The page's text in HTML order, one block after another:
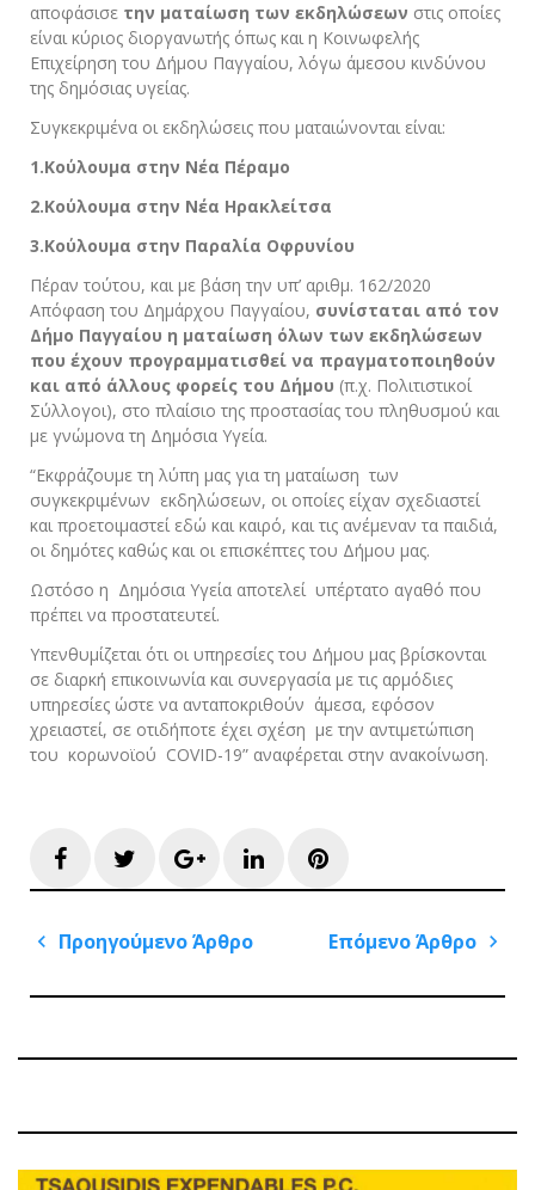
αποφάσισε την ματαίωση των εκδηλώσεων στις οποίες
είναι κύριος διοργανωτής όπως και η Κοινωφελής
Επιχείρηση του Δήμου Παγγαίου, λόγω άμεσου κινδύνου
της δημόσιας υγείας.
Συγκεκριμένα οι εκδηλώσεις που ματαιώνονται είναι:
1.Κούλουμα στην Νέα Πέραμο
2.Κούλουμα στην Νέα Ηρακλείτσα
3.Κούλουμα στην Παραλία Οφρυνίου
Πέραν τούτου, και με βάση την υπ’ αριθμ. 162/2020
Απόφαση του Δημάρχου Παγγαίου, συνίσταται από τον
Δήμο Παγγαίου η ματαίωση όλων των εκδηλώσεων
που έχουν προγραμματισθεί να πραγματοποιηθούν
και από άλλους φορείς του Δήμου (π.χ. Πολιτιστικοί
Σύλλογοι), στο πλαίσιο της προστασίας του πληθυσμού και
με γνώμονα τη Δημόσια Υγεία.
“Εκφράζουμε τη λύπη μας για τη ματαίωση των
συγκεκριμένων εκδηλώσεων, οι οποίες είχαν σχεδιαστεί
και προετοιμαστεί εδώ και καιρό, και τις ανέμεναν τα παιδιά,
οι δημότες καθώς και οι επισκέπτες του Δήμου μας.
Ωστόσο η Δημόσια Υγεία αποτελεί υπέρτατο αγαθό που
πρέπει να προστατευτεί.
Υπενθυμίζεται ότι οι υπηρεσίες του Δήμου μας βρίσκονται
σε διαρκή επικοινωνία και συνεργασία με τις αρμόδιες
υπηρεσίες ώστε να ανταποκριθούν άμεσα, εφόσον
χρειαστεί, σε οτιδήποτε έχει σχέση με την αντιμετώπιση
του κορωνοϊού COVID-19” αναφέρεται στην ανακοίνωση.
FacebookTwitterGoogle+LinkedInPinterest
Πλοήγηση
Προηγούμενο Άρθρο
Επόμενο Άρθρο